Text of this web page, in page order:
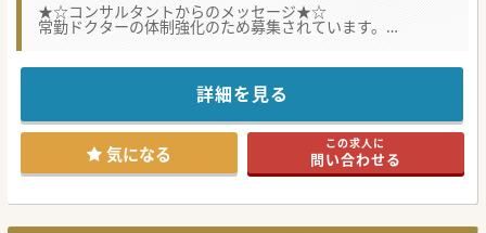
★☆コンサルタントからのメッセージ★☆
常勤ドクターの体制強化のため募集されています。
回復期から慢性期がメインで落ち着いた勤務が可能です。
詳細を見る
気になる この求人に
問い合わせる